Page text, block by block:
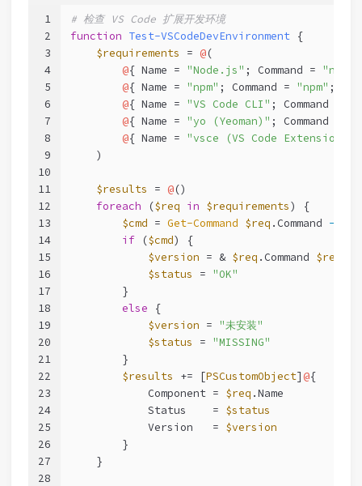
1
2
3
4
5
6
7
8
9
10
11
12
13
14
15
16
17
18
19
20
21
22
23
24
25
26
27
28
# 检查 VS Code 扩展开发环境
function Test-VSCodeDevEnvironment {
$requirements = @(
@{ Name = "Node.js" ; Command = "node"
@{ Name = "npm" ; Command = "npm" ;
@{ Name = "VS Code CLI" ; Command =
@{ Name = "yo (Yeoman)" ; Command =
@{ Name = "vsce (VS Code Extension
    )
$results = @()
foreach ($req in $requirements) {
$cmd = Get-Command $req .Command -
if ($cmd) {
$version = & $req .Command $req
$status = "OK"
        }
else {
$version = "未安装"
$status = "MISSING"
        }
$results += [PSCustomObject] @{
            Component =
$req .Name
            Status    =
$status
            Version   =
$version
        }
    }